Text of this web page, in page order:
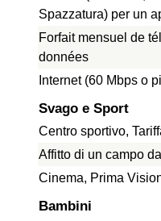
Spazzatura) per un
Forfait mensuel de
données
Internet (60 Mbps o
Svago e Sport
Centro sportivo,
Affitto di un campo
Cinema, Prima
Bambini